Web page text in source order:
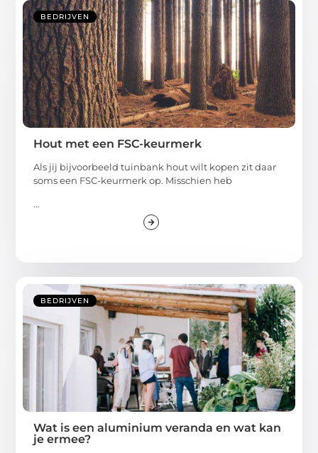
BEDRIJVEN
Hout met een FSC-keurmerk
Als jij bijvoorbeeld tuinbank hout wilt kopen zit daar
soms een FSC-keurmerk op. Misschien heb
...
BEDRIJVEN
Wat is een aluminium veranda en wat kan
je ermee?